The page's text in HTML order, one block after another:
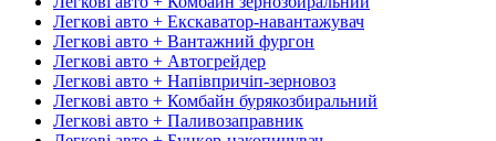
Легкові авто + Екскаватор-навантажувач
Легкові авто + Вантажний фургон
Легкові авто + Автогрейдер
Легкові авто + Напівпричіп-зерновоз
Легкові авто + Комбайн бурякозбиральний
Легкові авто + Паливозаправник